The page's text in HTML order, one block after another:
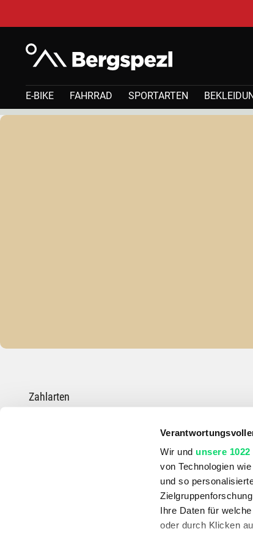
Wir und unsere
von Technologien
und so
Ihre Daten für
oder durch Klicken
E-BIKE FAHRRAD SPORTARTEN
Zahlarten